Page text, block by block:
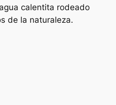
calentita rodeado
de la naturaleza.